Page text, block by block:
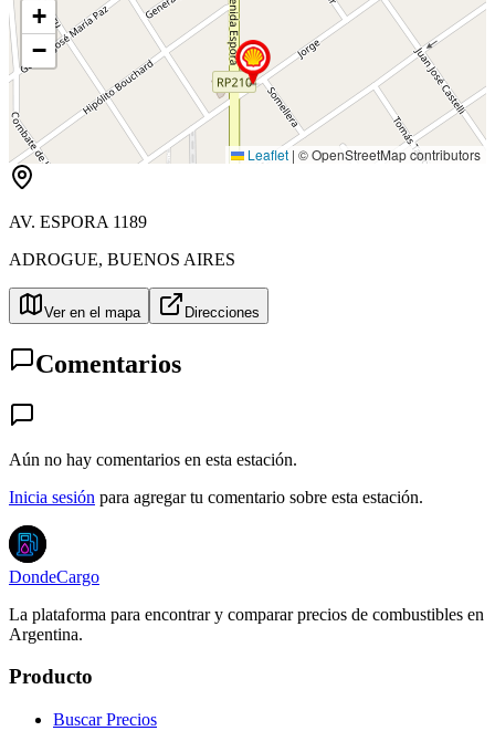
+
−
Leaflet | © OpenStreetMap contributors
AV. ESPORA 1189
ADROGUE, BUENOS AIRES
Ver en el mapa Direcciones
Comentarios
Aún no hay comentarios en esta estación.
Inicia sesión para agregar tu comentario sobre esta estación.
DondeCargo
La plataforma para encontrar y comparar precios de combustibles en
Argentina.
Producto
Buscar Precios